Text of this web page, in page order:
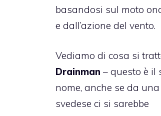
basandosi sul moto
e dall’azione del vento.
Vediamo di cosa si
Drainman – questo è il
nome, anche se da una
svedese ci si sarebbe